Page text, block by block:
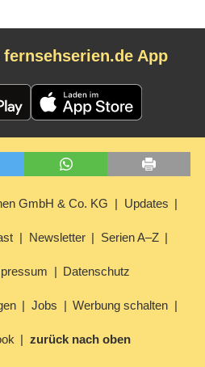
fernsehserien.de App
GmbH & Co. KG Updates
Newsletter Serien A–Z
Datenschutz
Jobs Werbung schalten
zurück nach oben